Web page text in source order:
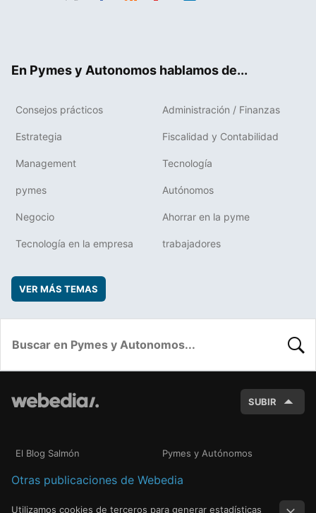
En Pymes y Autonomos hablamos de...
Consejos prácticos Administración / Finanzas
Estrategia Fiscalidad y Contabilidad
Management Tecnología
pymes Autónomos
Negocio Ahorrar en la pyme
Tecnología en la empresa trabajadores
VER MÁS TEMAS
SUBIR
El Blog Salmón Pymes y Autónomos
Otras publicaciones de Webedia
Utilizamos cookies de terceros para generar estadísticas